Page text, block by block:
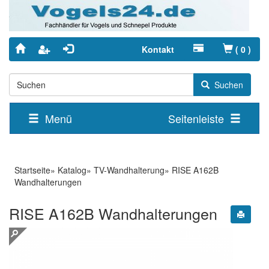
Kontakt ( 0 )
Suchen
Menü Seitenleiste
Startseite» Katalog» TV-Wandhalterung» RISE A162B
Wandhalterungen
RISE A162B Wandhalterungen